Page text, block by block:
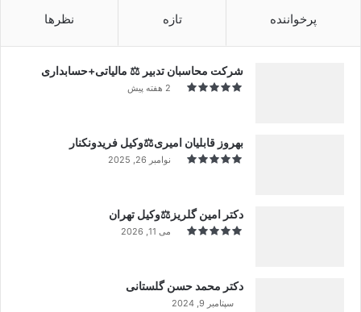
پرخواننده تازه نظرها
شرکت محاسبان تدبیر ⚖️ مالیاتی+حسابداری
2 هفته پیش
بهروز قابلیان امیری⚖️وکیل فریدونکنار
نوامبر 26, 2025
دکتر امین گلریز⚖️وکیل تهران
می 11, 2026
دکتر محمد حسن گلستانی
سپتامبر 9, 2024